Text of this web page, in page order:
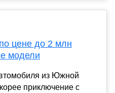
цене до 2 млн
модели
из Южной
приключение с